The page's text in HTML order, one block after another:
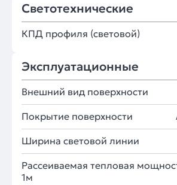
Светотехнические
КПД профиля (cветовой)
Эксплуатационные
Внешний вид поверхности
Покрытие поверхности
Ширина световой линии
Рассеиваемая тепловая
1м